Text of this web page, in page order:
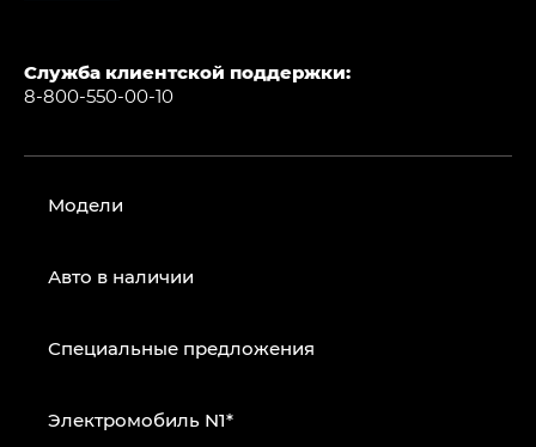
Служба клиентской поддержки:
8-800-550-00-10
Модели
Авто в наличии
Специальные предложения
Электромобиль N1*